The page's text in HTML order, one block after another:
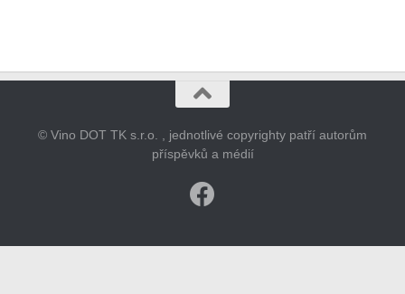
© Vino DOT TK s.r.o. , jednotlivé copyrighty patří autorům
příspěvků a médií